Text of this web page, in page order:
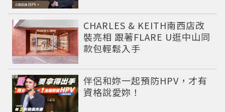
CHARLES & KEITH南西店改
裝亮相 跟著FLARE U逛中山同
款包輕鬆入手
伴侶和妳一起預防HPV，才有
資格說愛妳！
PR